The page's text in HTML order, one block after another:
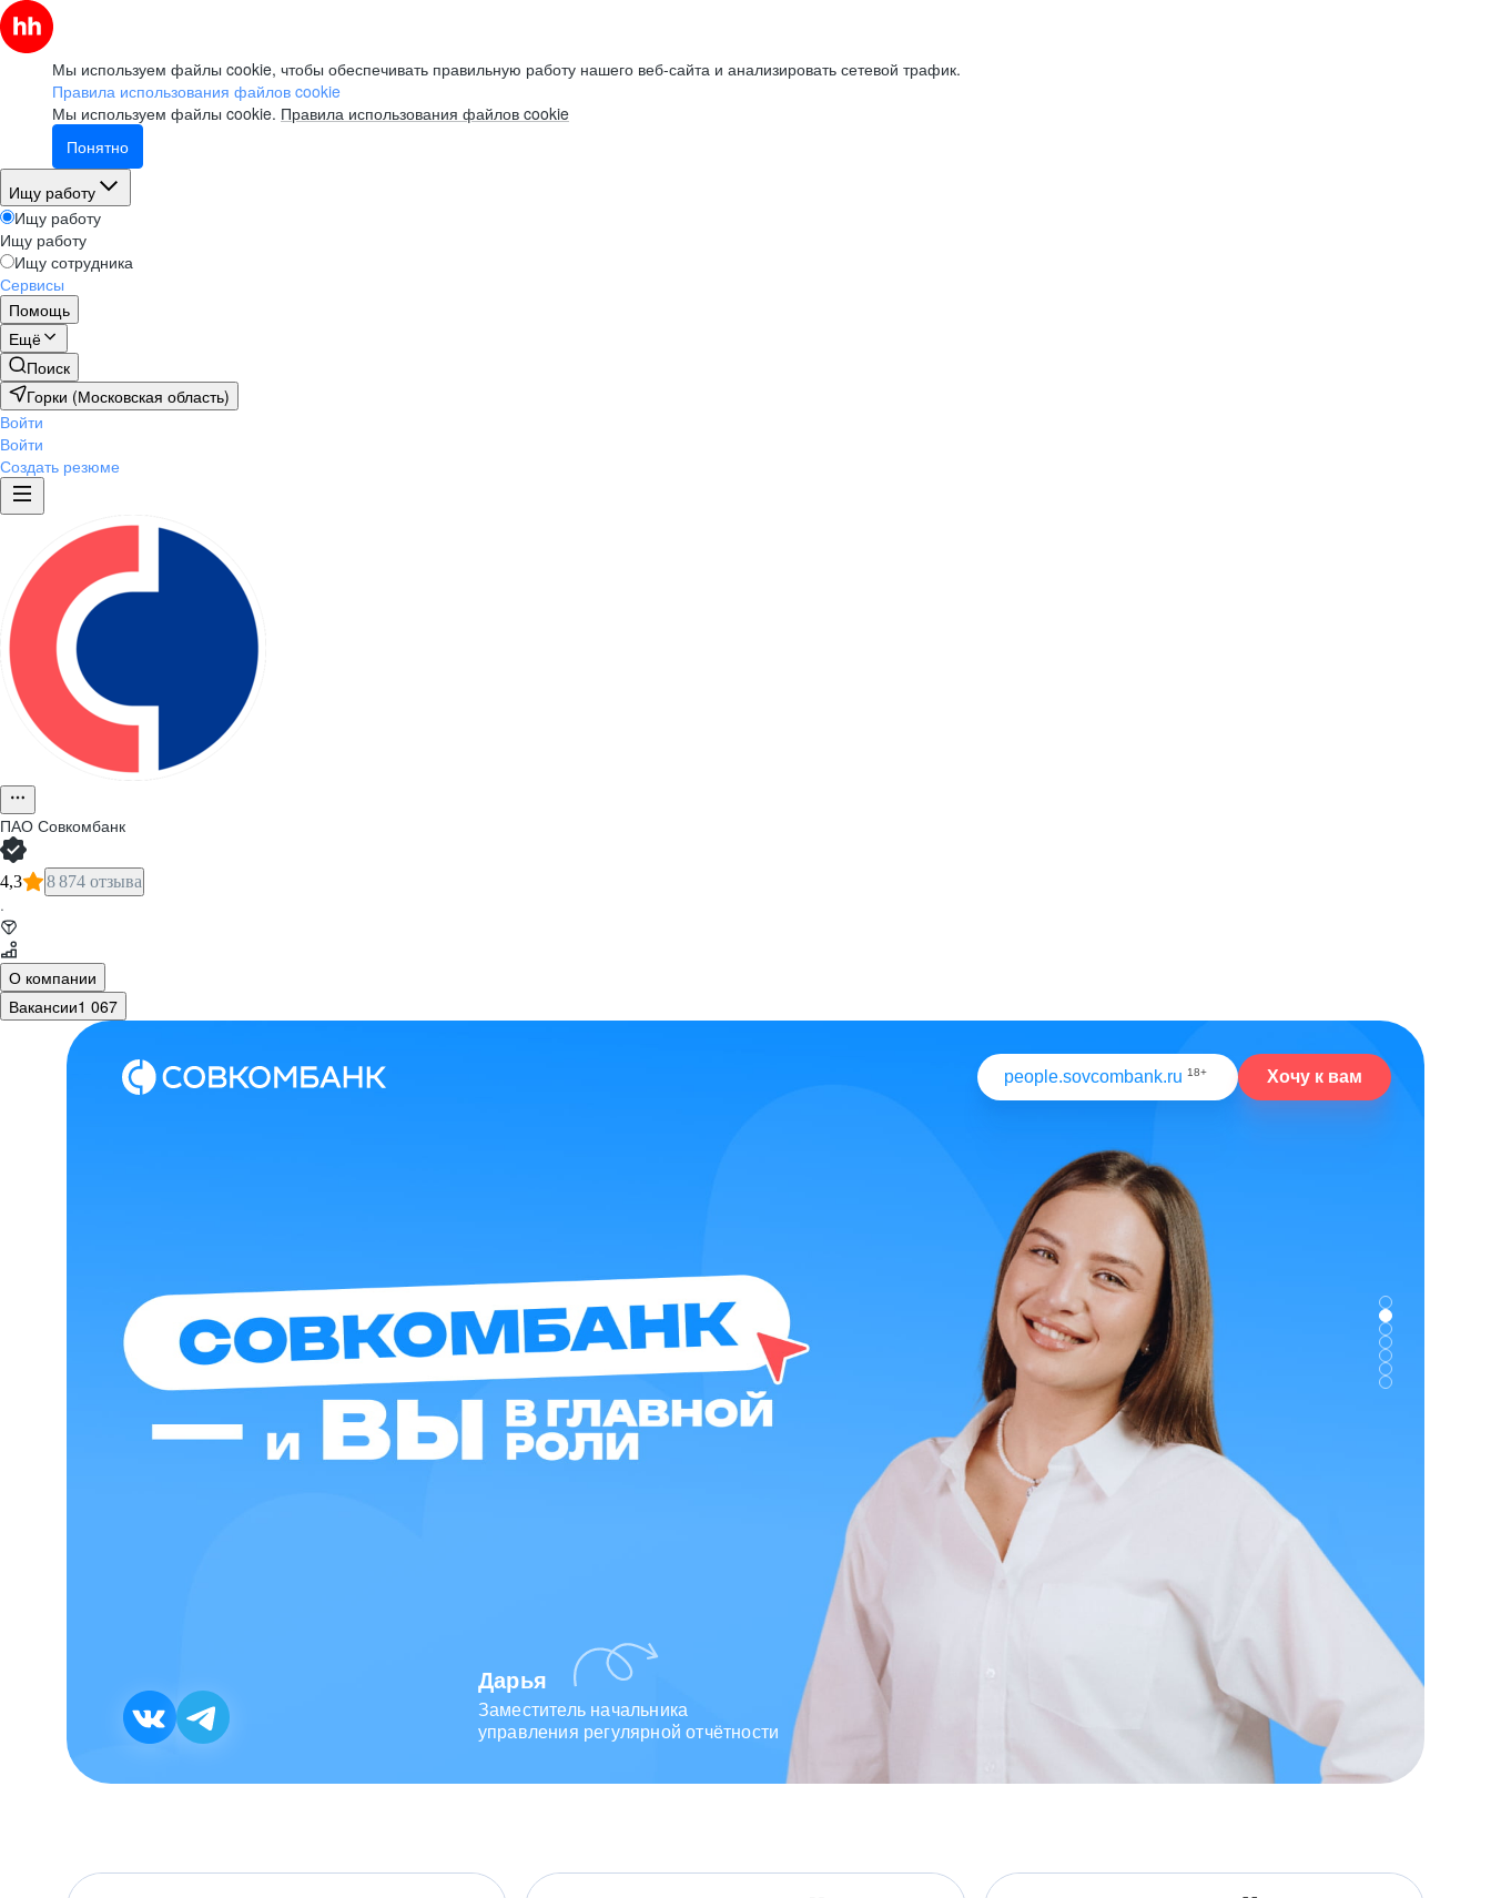
Мы используем файлы cookie, чтобы обеспечивать правильную работу нашего веб-сайта и анализировать сетевой трафик.
Правила использования файлов cookie
Мы используем файлы cookie. Правила использования файлов cookie
Понятно
Ищу работу
Ищу работу
Ищу работу
Ищу сотрудника
Сервисы
Помощь
Ещё
Поиск
Горки (Московская область)
Войти
Войти
Создать резюме
ПАО Совкомбанк
4,3 8 874 отзыва
·
О компании
Вакансии1 067
people.sovcombank.ru 18+ Хочу к вам
Дарья
Заместитель начальника
управления регулярной отчётности